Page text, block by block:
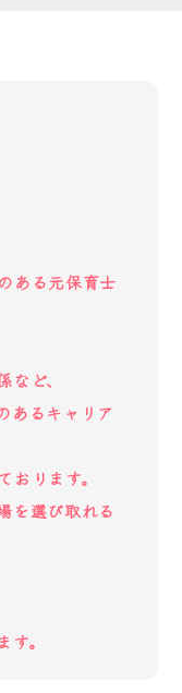
ある元保育士
ど、
あるキャリア
ります。
を選び取れる
。